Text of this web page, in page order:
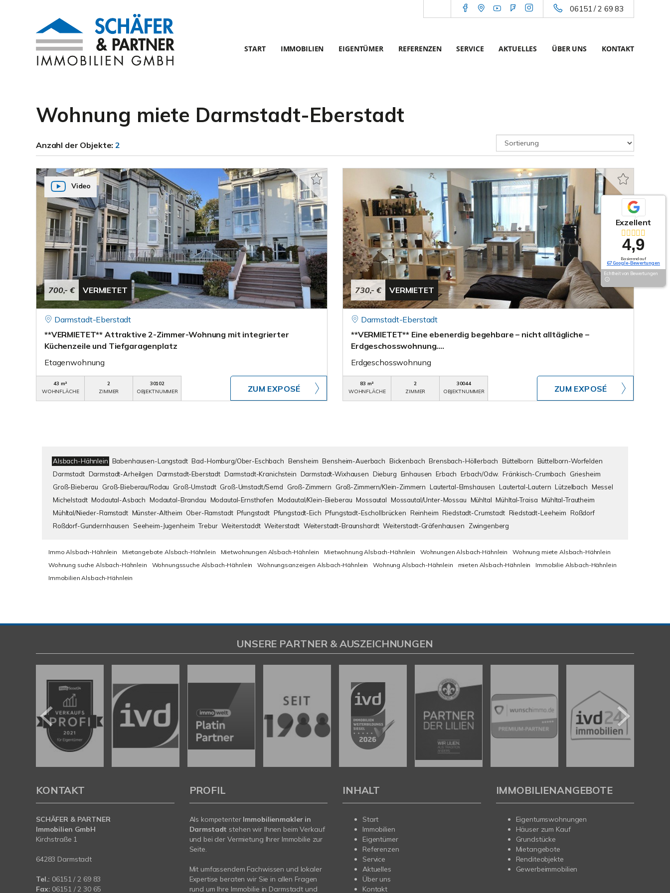
06151 / 2 69 83
START IMMOBILIEN EIGENTÜMER REFERENZEN SERVICE AKTUELLES ÜBER UNS KONTAKT
Wohnung miete Darmstadt-Eberstadt
Anzahl der Objekte:2
700,- € VERMIETET
Video
Darmstadt-Eberstadt
**VERMIETET** Attraktive 2-Zimmer-Wohnung mit integrierter
Küchenzeile und Tiefgaragenplatz
Etagenwohnung
43 m²
WOHNFLÄCHE
2
ZIMMER
30102
OBJEKTNUMMER
ZUM EXPOSÉ
730,- € VERMIETET
Darmstadt-Eberstadt
**VERMIETET** Eine ebenerdig begehbare – nicht alltägliche –
Erdgeschosswohnung….
Erdgeschosswohnung
83 m²
WOHNFLÄCHE
2
ZIMMER
30044
OBJEKTNUMMER
ZUM EXPOSÉ
Alsbach-Hähnlein Babenhausen-Langstadt Bad-Homburg/Ober-Eschbach Bensheim Bensheim-Auerbach Bickenbach Brensbach-Höllerbach Büttelborn Büttelborn-Worfelden
Darmstadt Darmstadt-Arheilgen Darmstadt-Eberstadt Darmstadt-Kranichstein Darmstadt-Wixhausen Dieburg Einhausen Erbach Erbach/Odw. Fränkisch-Crumbach
Griesheim
Groß-Bieberau
Groß-Bieberau/Rodau Groß-Umstadt Groß-Umstadt/Semd Groß-Zimmern Groß-Zimmern/Klein-Zimmern Lautertal-Elmshausen Lautertal-Lautern Lützelbach Messel
Michelstadt Modautal-Asbach Modautal-Brandau Modautal-Ernsthofen Modautal/Klein-Bieberau Mossautal Mossautal/Unter-Mossau Mühltal Mühltal-Traisa Mühltal-Trautheim
Mühltal/Nieder-Ramstadt Münster-Altheim Ober-Ramstadt Pfungstadt Pfungstadt-Eich Pfungstadt-Eschollbrücken Reinheim Riedstadt-Crumstadt Riedstadt-Leeheim Roßdorf
Roßdorf-Gundernhausen Seeheim-Jugenheim Trebur Weiterstaddt Weiterstadt Weiterstadt-Braunshardt Weiterstadt-Gräfenhausen Zwingenberg
Immo Alsbach-Hähnlein Mietangebote Alsbach-Hähnlein Mietwohnungen Alsbach-Hähnlein Mietwohnung Alsbach-Hähnlein Wohnungen Alsbach-Hähnlein
Wohnung miete Alsbach-Hähnlein
Wohnung suche Alsbach-Hähnlein
Wohnungssuche Alsbach-Hähnlein Wohnungsanzeigen Alsbach-Hähnlein Wohnung Alsbach-Hähnlein mieten Alsbach-Hähnlein
Immobilie Alsbach-Hähnlein
Immobilien Alsbach-Hähnlein
Exzellent
4,9
Basierend auf
67 Google-Bewertungen
Echtheit von Bewertungen
UNSERE PARTNER & AUSZEICHNUNGEN
KONTAKT
SCHÄFER & PARTNER
Immobilien GmbH
Kirchstraße 1
64283 Darmstadt
Tel.: 06151 / 2 69 83
Fax: 06151 / 2 30 65
PROFIL
Als kompetenter Immobilienmakler in
Darmstadt stehen wir Ihnen beim Verkauf
und bei der Vermietung Ihrer Immobilie zur
Seite.
Mit umfassendem Fachwissen und lokaler
Expertise beraten wir Sie in allen Fragen
rund um Ihre Immobilie in Darmstadt und
INHALT
Start
Immobilien
Eigentümer
Referenzen
Service
Aktuelles
Über uns
Kontakt
IMMOBILIENANGEBOTE
Eigentumswohnungen
Häuser zum Kauf
Grundstücke
Mietangebote
Renditeobjekte
Gewerbeimmobilien